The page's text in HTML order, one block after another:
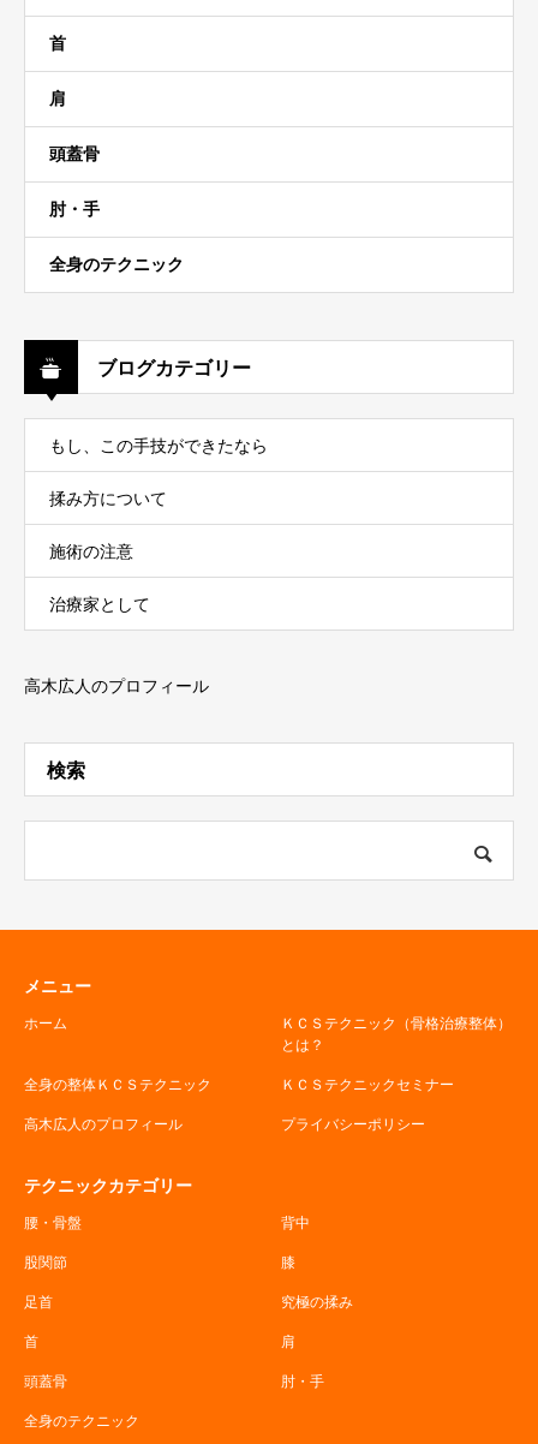
首
肩
頭蓋骨
肘・手
全身のテクニック
ブログカテゴリー
もし、この手技ができたなら
揉み方について
施術の注意
治療家として
高木広人のプロフィール
検索
メニュー
ホーム
ＫＣＳテクニック（骨格治療整体）
とは？
全身の整体ＫＣＳテクニック ＫＣＳテクニックセミナー
高木広人のプロフィール プライバシーポリシー
テクニックカテゴリー
腰・骨盤 背中
股関節 膝
足首 究極の揉み
首 肩
頭蓋骨 肘・手
全身のテクニック